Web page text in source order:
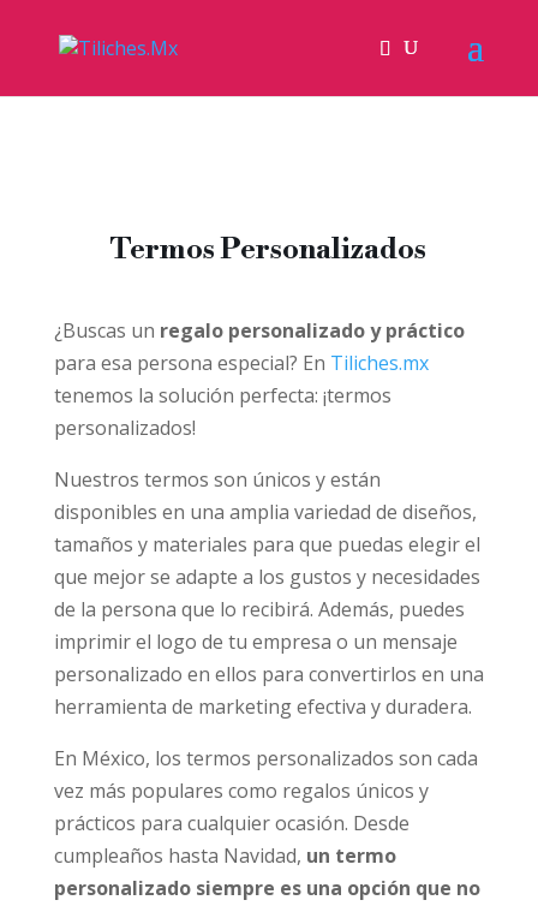
Termos Personalizados
¿Buscas un regalo personalizado y práctico
para esa persona especial? En Tiliches.mx
tenemos la solución perfecta: ¡termos
personalizados!
Nuestros termos son únicos y están
disponibles en una amplia variedad de diseños,
tamaños y materiales para que puedas elegir el
que mejor se adapte a los gustos y necesidades
de la persona que lo recibirá. Además, puedes
imprimir el logo de tu empresa o un mensaje
personalizado en ellos para convertirlos en una
herramienta de marketing efectiva y duradera.
En México, los termos personalizados son cada
vez más populares como regalos únicos y
prácticos para cualquier ocasión. Desde
cumpleaños hasta Navidad, un termo
personalizado siempre es una opción que no